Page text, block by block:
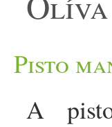
Pisto
A